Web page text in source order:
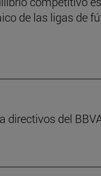
de las ligas de
directivos del